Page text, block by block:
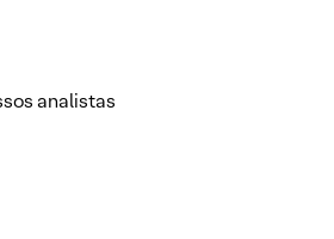
analistas